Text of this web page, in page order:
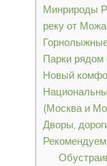
Минрироды
реку от
Парки
Новый
(Москва и
Дворы,
Рекомендуем